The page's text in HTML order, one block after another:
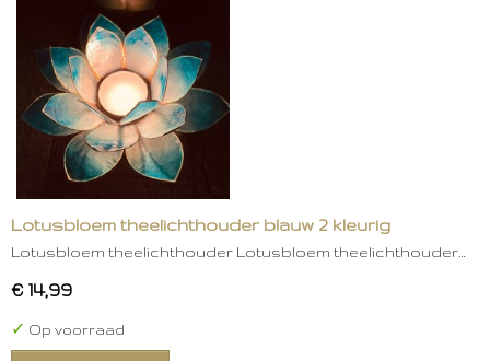
Lotusbloem theelichthouder blauw 2 kleurig
Lotusbloem theelichthouder Lotusbloem theelichthouder…
€ 14,99
✓ Op voorraad